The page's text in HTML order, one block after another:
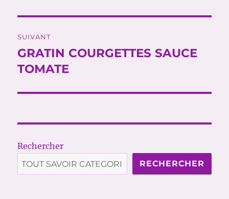
SUIVANT
Publication
suivante :
GRATIN COURGETTES SAUCE
TOMATE
Rechercher
RECHERCHER